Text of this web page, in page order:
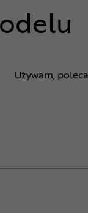
Używam,